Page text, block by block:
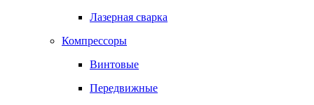
Лазерная сварка
Компрессоры
Винтовые
Передвижные